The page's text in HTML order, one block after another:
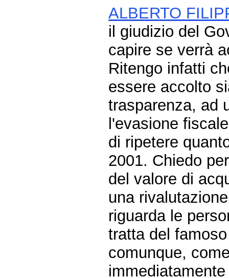
ALBERTO
il giudizio del
capire se verrà
Ritengo infatti
essere accolto
trasparenza, ad
l'evasione
di ripetere
2001. Chiedo
del valore di
una
riguarda le
tratta del
comunque,